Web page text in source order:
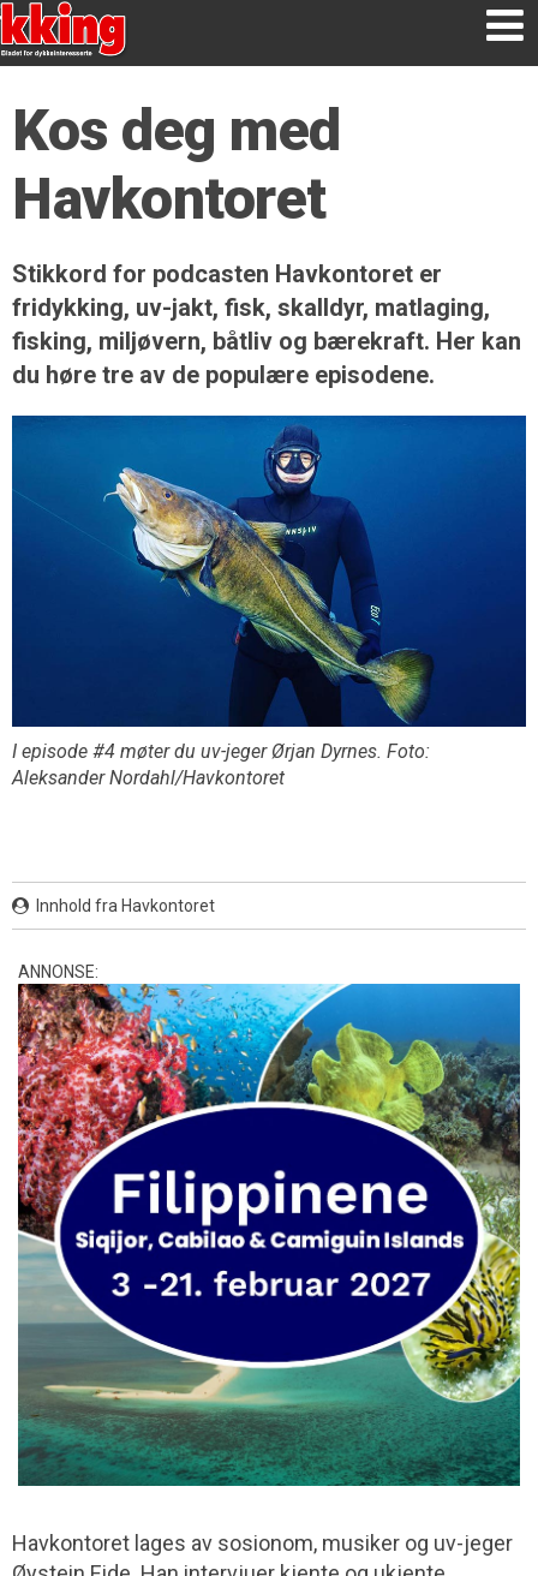
Kos deg med
Havkontoret
Stikkord for podcasten Havkontoret er
fridykking, uv-jakt, fisk, skalldyr, matlaging,
fisking, miljøvern, båtliv og bærekraft. Her kan
du høre tre av de populære episodene.
I episode #4 møter du uv-jeger Ørjan Dyrnes. Foto:
Aleksander Nordahl/Havkontoret
Innhold fra Havkontoret
ANNONSE:
Havkontoret lages av sosionom, musiker og uv-jeger